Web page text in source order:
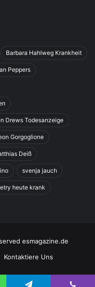
Barbara Hahlweg Krankheit
Peppers
Drews Todesanzeige
Gorgoglione
Deiß
svenja jauch
heute krank
esmagazine.de
Kontaktiere Uns